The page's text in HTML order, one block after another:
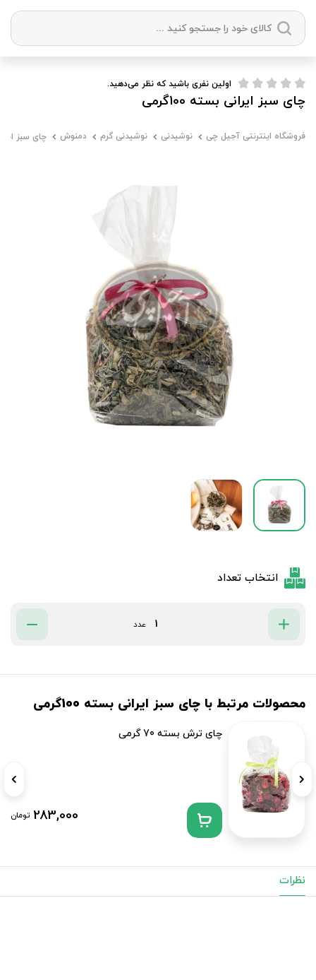
دسته بندی ها
آجیل میوه خشک زعفران
فروشگاه اینترنتی آجیل چی نوشیدنی نوشیدنی گرم دمنوش چای سبز ایرانی
اولین نفری باشید که نظر می‌دهید.
چای سبز ایرانی بسته 100گرمی
انتخاب تعداد
عدد
محصولات مرتبط با چای سبز ایرانی بسته 100گرمی
چای ترش بسته 70 گرمی
283,000 تومان
نظرات